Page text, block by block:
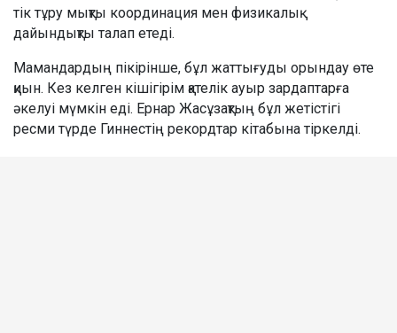
тік тұру мықты координация мен физикалық
дайындықты талап етеді.
Мамандардың пікірінше, бұл жаттығуды орындау өте
қиын. Кез келген кішігірім қателік ауыр зардаптарға
әкелуі мүмкін еді. Ернар Жасұзақтың бұл жетістігі
ресми түрде Гиннестің рекордтар кітабына тіркелді.